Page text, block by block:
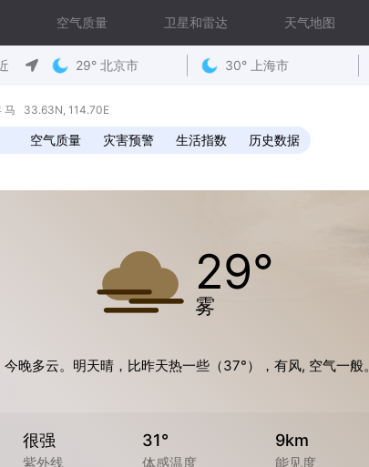
空气质量 卫星和雷达 天气地图
29° 北京市 30° 上海市
33.63N, 114.70E
空气质量 灾害预警 生活指数 历史数据
29°
雾
今晚多云。明天晴，比昨天热一些（37°），有风, 空气一般。
很强
紫外线
31°
体感温度
9km
能见度